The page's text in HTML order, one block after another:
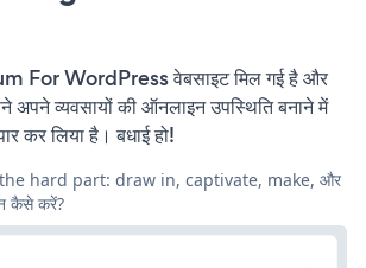
For WordPress वेबसाइट मिल गई है और
व्यवसायों की ऑनलाइन उपस्थिति बनाने में
कर लिया है। बधाई हो!
the hard part: draw in, captivate, make, और
कैसे करें?